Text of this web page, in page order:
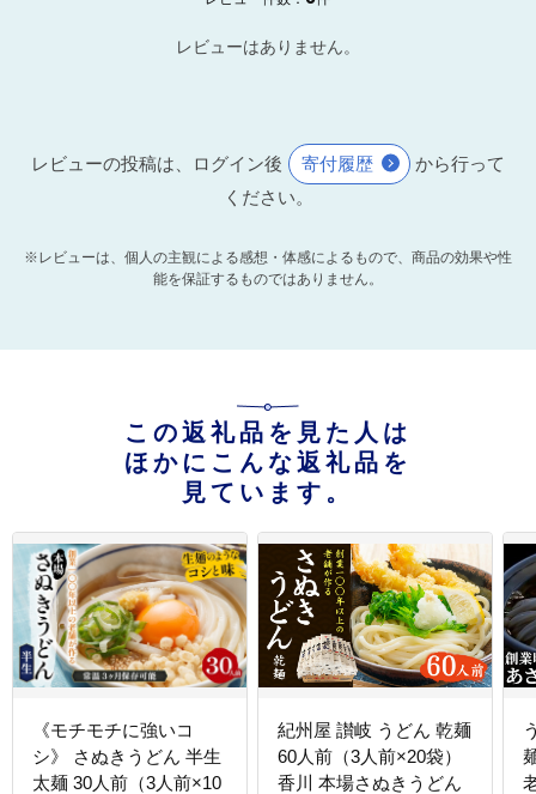
レビューはありません。
レビューの投稿は、ログイン後 寄付履歴
から行って
ください。
※レビューは、個人の主観による感想・体感によるもので、商品の効果や性
能を保証するものではありません。
この返礼品を見た人は
ほかにこんな返礼品を
見ています。
《モチモチに強いコ
シ》 さぬきうどん 半生
太麺 30人前（3人前×10
紀州屋 讃岐 うどん 乾麺
60人前（3人前×20袋）
香川 本場さぬきうどん
麺